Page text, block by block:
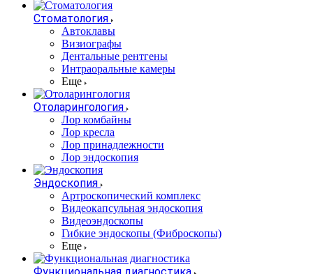
Стоматология
Автоклавы
Визиографы
Дентальные рентгены
Интраоральные камеры
Еще
Отоларингология
Лор комбайны
Лор кресла
Лор принадлежности
Лор эндоскопия
Эндоскопия
Артроскопический комплекс
Видеокапсульная эндоскопия
Видеоэндоскопы
Гибкие эндоскопы (Фиброcкопы)
Еще